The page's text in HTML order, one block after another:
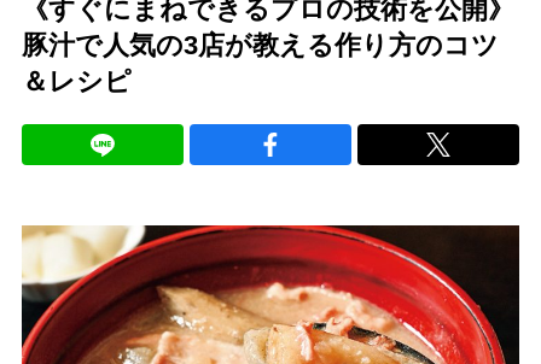
《すぐにまねできるプロの技術を公開》
豚汁で人気の3店が教える作り方のコツ
＆レシピ